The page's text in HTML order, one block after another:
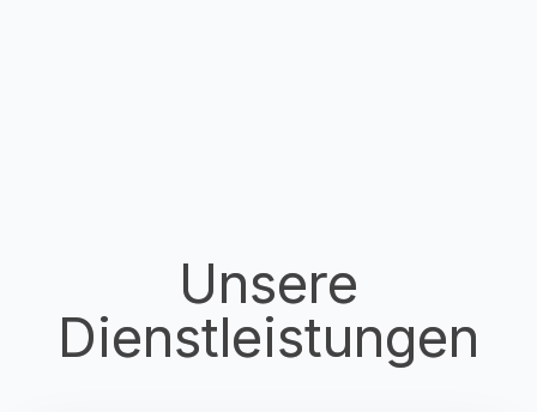
Unsere
Dienstleistungen